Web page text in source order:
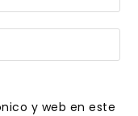
y web en este